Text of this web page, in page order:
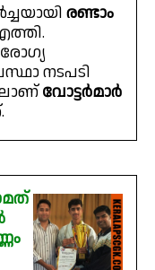
രണ്ടാം
നടപടി
വോട്ടർമാർ